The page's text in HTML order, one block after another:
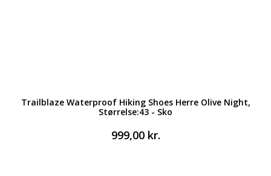
Trailblaze Waterproof Hiking Shoes Herre Olive Night,
Størrelse:43 - Sko
999,00 kr.